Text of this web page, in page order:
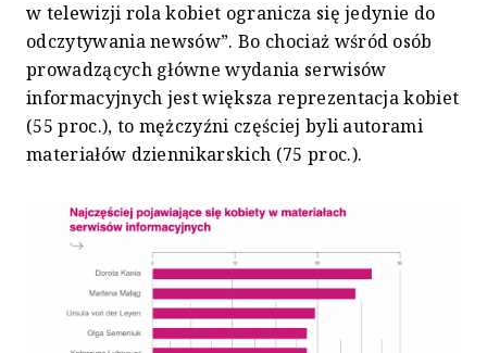
w telewizji rola kobiet ogranicza się jedynie do
odczytywania newsów”. Bo chociaż wśród osób
prowadzących główne wydania serwisów
informacyjnych jest większa reprezentacja kobiet
(55 proc.), to mężczyźni częściej byli autorami
materiałów dziennikarskich (75 proc.).